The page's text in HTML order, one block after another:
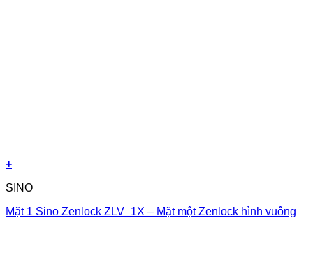
+
SINO
Mặt 1 Sino Zenlock ZLV_1X – Mặt một Zenlock hình vuông